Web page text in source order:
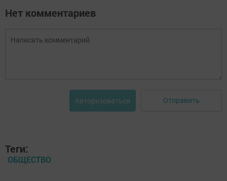
Нет комментариев
Авторизоваться Отправить
Теги:
ОБЩЕСТВО